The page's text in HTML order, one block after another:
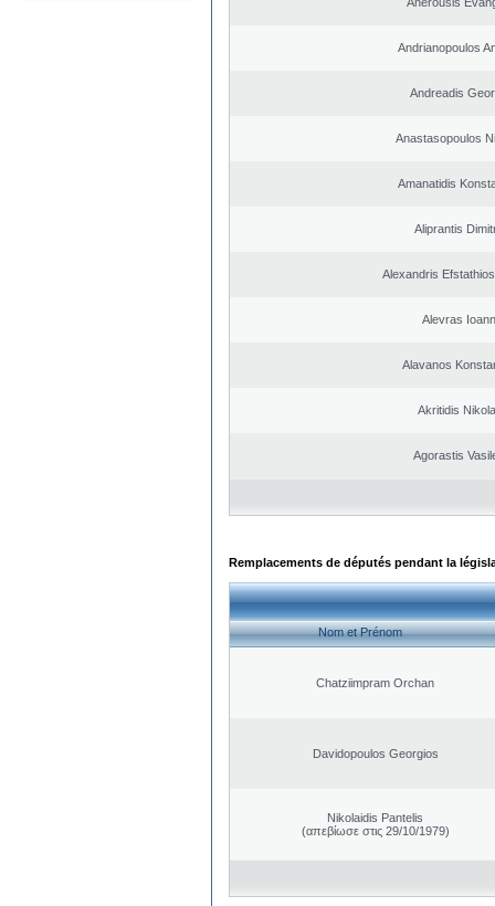
Andrianopoulos
Andreadis
Anastasopoulos
Amanatidis
Aliprantis
Alexandris
Alevras
Alavanos
Akritidis
Agorastis
Remplacements de députés pendant la
Nom et Prénom
Chatziimpram Orchan
Davidopoulos Georgios
Nikolaidis Pantelis
(απεβίωσε στις 29/10/1979)